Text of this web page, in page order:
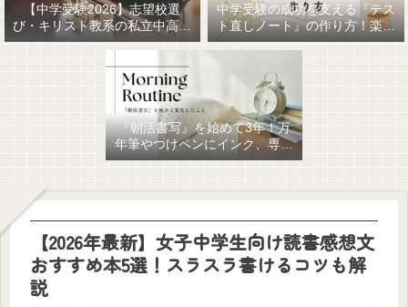
【中学受験2026】志望校選
び・キリスト教系の私立中高一
貫女子校を調べてみました
中学受験の成功を支える『テス
ト直しノート』の作り方！楽に
作るための最強おすすめ文房具
『朝活書写』を始めて3年！万
年筆やつけペンにインク、専用
ノート、毎日が充実していま
【2026年最新】女子中学生向け読書感想文
おすすめ本5選！スラスラ書けるコツも解
説